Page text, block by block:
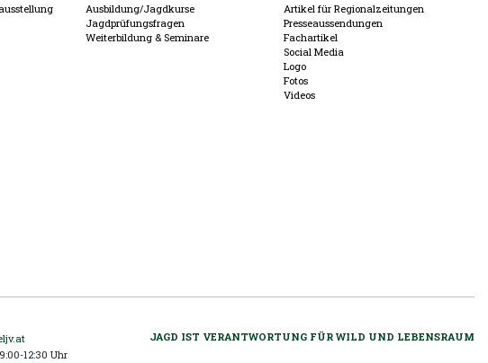
Ausbildung/Jagdkurse
Jagdprüfungsfragen
Weiterbildung & Seminare
Artikel für Regionalzeitungen
Presseaussendungen
Fachartikel
Social Media
Logo
Fotos
Videos
12:30 Uhr
JAGD IST VERANTWORTUNG FÜR WILD UND LEBENSRAUM